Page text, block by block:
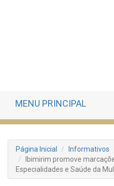
MENU PRINCIPAL
Página Inicial
Informativos
Ibimirim promove
Especialidades e Saúde da